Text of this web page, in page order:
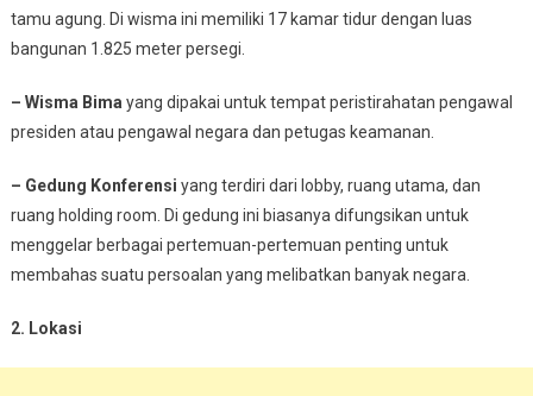
tamu agung. Di wisma ini memiliki 17 kamar tidur dengan luas
bangunan 1.825 meter persegi.
– Wisma Bima yang dipakai untuk tempat peristirahatan pengawal
presiden atau pengawal negara dan petugas keamanan.
– Gedung Konferensi yang terdiri dari lobby, ruang utama, dan
ruang holding room. Di gedung ini biasanya difungsikan untuk
menggelar berbagai pertemuan-pertemuan penting untuk
membahas suatu persoalan yang melibatkan banyak negara.
2. Lokasi